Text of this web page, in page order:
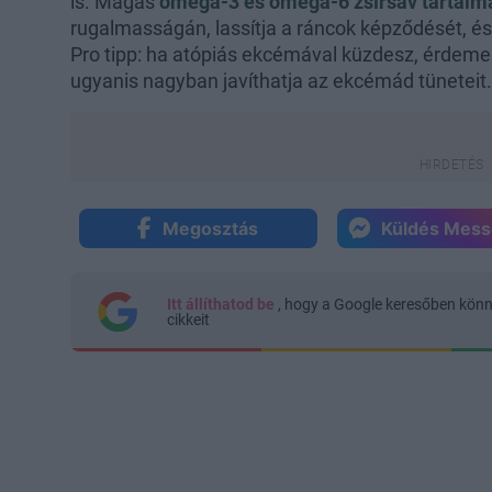
rugalmasságán, lassítja a ráncok képződését,
Pro tipp: ha atópiás ekcémával küzdesz,
ugyanis nagyban javíthatja az ekcémád tüneteit.
Megosztás Küldés
Itt állíthatod be , hogy a Google keresőben
cikkeit